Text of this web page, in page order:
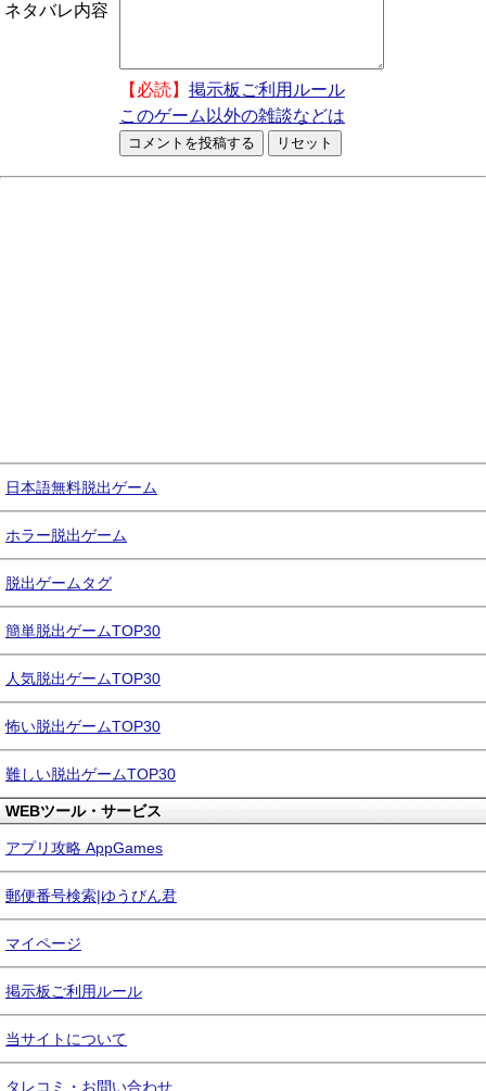
ネタバレ内容
【必読】 掲示板ご利用ルール
このゲーム以外の雑談などは
日本語無料脱出ゲーム
ホラー脱出ゲーム
脱出ゲームタグ
簡単脱出ゲームTOP30
人気脱出ゲームTOP30
怖い脱出ゲームTOP30
難しい脱出ゲームTOP30
WEBツール・サービス
アプリ攻略 AppGames
郵便番号検索|ゆうびん君
マイページ
掲示板ご利用ルール
当サイトについて
タレコミ・お問い合わせ